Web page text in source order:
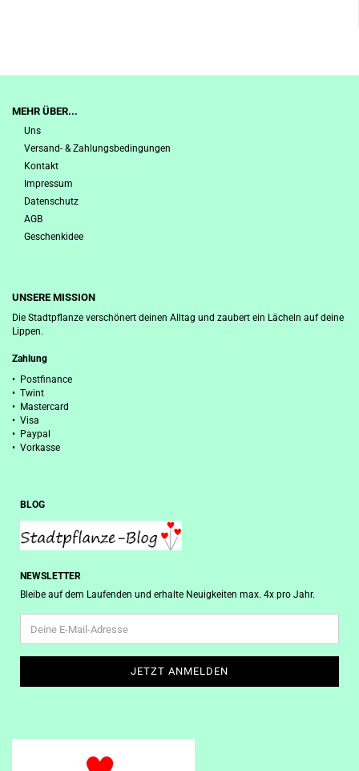
MEHR ÜBER...
Uns
Versand- & Zahlungsbedingungen
Kontakt
Impressum
Datenschutz
AGB
Geschenkidee
UNSERE MISSION
Die Stadtpflanze verschönert deinen Alltag und zaubert ein Lächeln auf deine
Lippen.
Zahlung
• Postfinance
• Twint
• Mastercard
• Visa
• Paypal
• Vorkasse
BLOG
NEWSLETTER
Bleibe auf dem Laufenden und erhalte Neuigkeiten max. 4x pro Jahr.